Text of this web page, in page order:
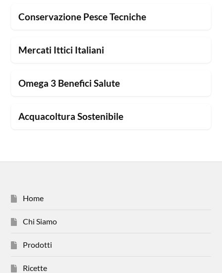
Conservazione Pesce Tecniche
Mercati Ittici Italiani
Omega 3 Benefici Salute
Acquacoltura Sostenibile
Home
Chi Siamo
Prodotti
Ricette